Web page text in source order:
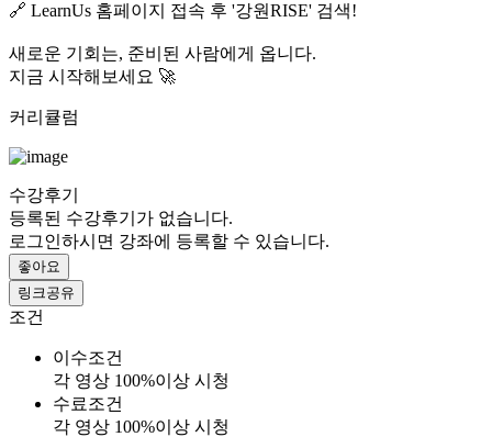
🔗 LearnUs 홈페이지 접속 후 '강원RISE' 검색!
새로운 기회는, 준비된 사람에게 옵니다.
지금 시작해보세요 🚀
커리큘럼
수강후기
등록된 수강후기가 없습니다.
로그인하시면 강좌에 등록할 수 있습니다.
좋아요
링크공유
조건
이수조건
각 영상 100%이상 시청
수료조건
각 영상 100%이상 시청